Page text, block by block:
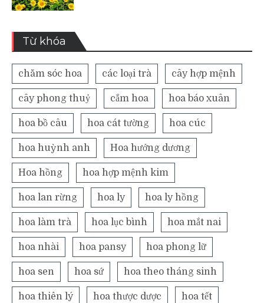
Từ khóa
chăm sóc hoa các loại trà cây hợp mệnh
cây phong thuỷ cắm hoa hoa báo xuân
hoa bồ câu hoa cát tường hoa cúc
hoa huỳnh anh Hoa hướng dương
Hoa hồng hoa hợp mệnh kim
hoa lan rừng hoa ly hoa ly hồng
hoa làm trà hoa lục bình hoa mắt nai
hoa nhài hoa pansy hoa phong lữ
hoa sen hoa sứ hoa theo tháng sinh
hoa thiên lý hoa thược dược hoa tết